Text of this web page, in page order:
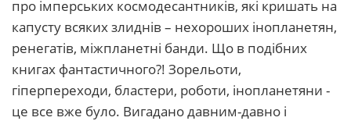
про імперських космодесантників, які кришать на
капусту всяких злиднів – нехороших інопланетян,
ренегатів, міжпланетні банди. Що в подібних
книгах фантастичного?! Зорельоти,
гіперпереходи, бластери, роботи, інопланетяни -
це все вже було. Вигадано давним-давно і